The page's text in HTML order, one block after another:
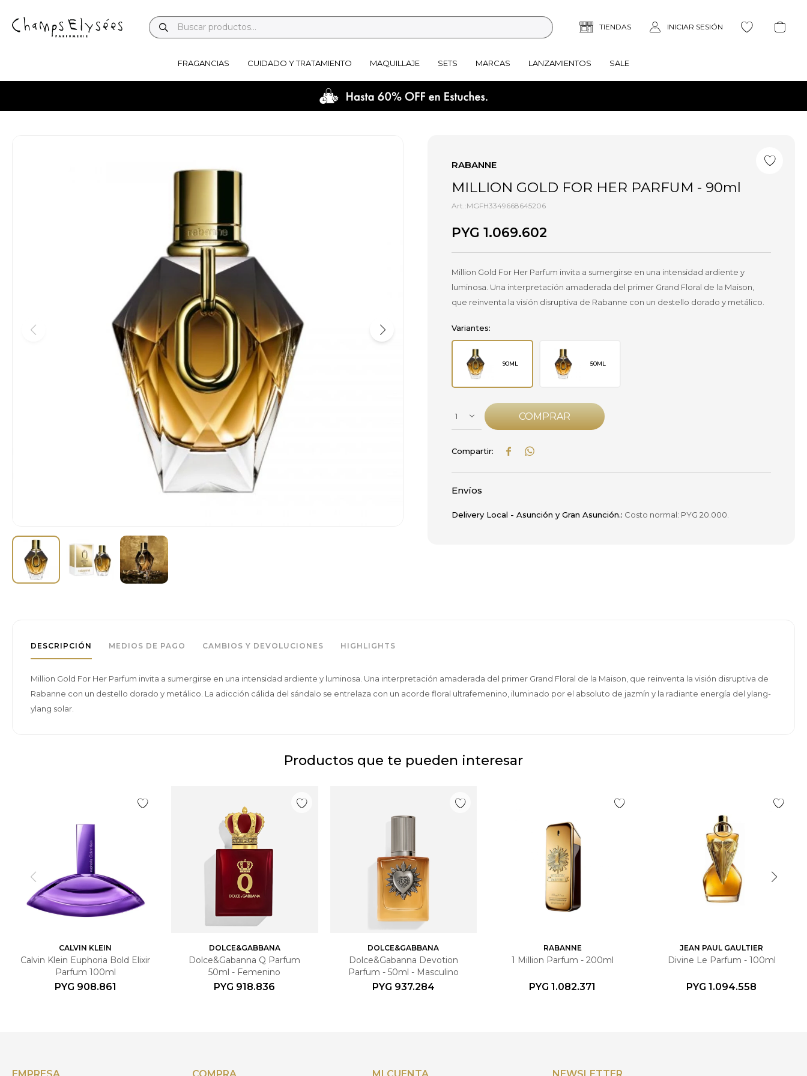
FRAGANCIAS CUIDADO Y TRATAMIENTO MAQUILLAJE SETS MARCAS LANZAMIENTOS SALE
RABANNE
MILLION GOLD FOR HER PARFUM - 90ml
MGFH3349668645206
PYG 1.069.602
Million Gold For Her Parfum invita a sumergirse en una intensidad ardiente y
luminosa. Una interpretación amaderada del primer Grand Floral de la Maison,
que reinventa la visión disruptiva de Rabanne con un destello dorado y metálico.
Variantes:
90ML 50ML
1 COMPRAR
 
Envíos
Delivery Local - Asunción y Gran Asunción.: Costo normal: PYG 20.000.
DESCRIPCIÓN MEDIOS DE PAGO CAMBIOS Y DEVOLUCIONES HIGHLIGHTS
Million Gold For Her Parfum invita a sumergirse en una intensidad ardiente y luminosa. Una interpretación amaderada del primer Grand Floral de la Maison, que reinventa la visión disruptiva de
Rabanne con un destello dorado y metálico. La adicción cálida del sándalo se entrelaza con un acorde floral ultrafemenino, iluminado por el absoluto de jazmín y la radiante energía del ylang-
ylang solar.
Productos que te pueden interesar
CALVIN KLEIN
Calvin Klein Euphoria Bold Elixir
Parfum 100ml
PYG 908.861
DOLCE&GABBANA
Dolce&Gabanna Q Parfum
50ml - Femenino
PYG 918.836
DOLCE&GABBANA
Dolce&Gabanna Devotion
Parfum - 50ml - Masculino
PYG 937.284
RABANNE
1 Million Parfum - 200ml
PYG 1.082.371
JEAN PAUL GAULTIER
Divine Le Parfum - 100ml
PYG 1.094.558